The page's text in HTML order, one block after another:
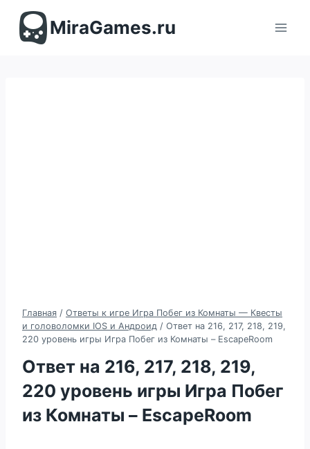
содержимомуMiraGames.ru
Главная / Ответы к игре Игра Побег из Комнаты — Квесты
и головоломки IOS и Андроид / Ответ на 216, 217, 218, 219,
220 уровень игры Игра Побег из Комнаты – EscapeRoom
Ответ на 216, 217, 218, 219,
220 уровень игры Игра Побег
из Комнаты – EscapeRoom